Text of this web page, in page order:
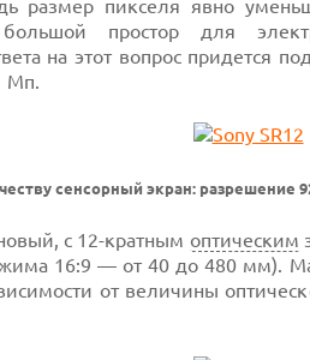
размер пикселя явно
простор для
на этот вопрос придется
Мп.
сенсорный экран: разрешение
с 12-кратным оптическим
16:9 — от 40 до 480 мм).
от величины